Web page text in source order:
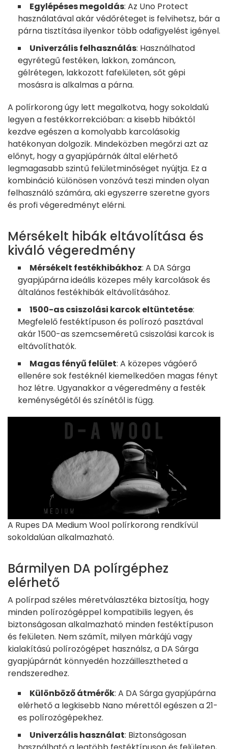
Egylépéses megoldás: Az Uno Protect
használatával akár védőréteget is felvihetsz, bár a
párna tisztítása ilyenkor több odafigyelést igényel.
Univerzális felhasználás: Használhatod
egyrétegű festéken, lakkon, zománcon,
gélrétegen, lakkozott fafelületen, sőt gépi
mosásra is alkalmas a párna.
A polírkorong úgy lett megalkotva, hogy sokoldalú
legyen a festékkorrekcióban: a kisebb hibáktól
kezdve egészen a komolyabb karcolásokig
hatékonyan dolgozik. Mindeközben megőrzi azt az
előnyt, hogy a gyapjúpárnák által elérhető
legmagasabb szintű felületminőséget nyújtja. Ez a
kombináció különösen vonzóvá teszi minden olyan
felhasználó számára, aki egyszerre szeretne gyors
és profi végeredményt elérni.
Mérsékelt hibák eltávolítása és
kiváló végeredmény
Mérsékelt festékhibákhoz: A DA Sárga
gyapjúpárna ideális közepes mély karcolások és
általános festékhibák eltávolításához.
1500-as csiszolási karcok eltüntetése:
Megfelelő festéktípuson és polírozó pasztával
akár 1500-as szemcseméretű csiszolási karcok is
eltávolíthatók.
Magas fényű felület: A közepes vágóerő
ellenére sok festéknél kiemelkedően magas fényt
hoz létre. Ugyanakkor a végeredmény a festék
keménységétől és színétől is függ.
A Rupes DA Medium Wool polírkorong rendkívül
sokoldalúan alkalmazható.
Bármilyen DA polírgéphez
elérhető
A polírpad széles méretválasztéka biztosítja, hogy
minden polírozógéppel kompatibilis legyen, és
biztonságosan alkalmazható minden festéktípuson
és felületen. Nem számít, milyen márkájú vagy
kialakítású polírozógépet használsz, a DA Sárga
gyapjúpárnát könnyedén hozzáillesztheted a
rendszeredhez.
Különböző átmérők: A DA Sárga gyapjúpárna
elérhető a legkisebb Nano mérettől egészen a 21-
es polírozógépekhez.
Univerzális használat: Biztonságosan